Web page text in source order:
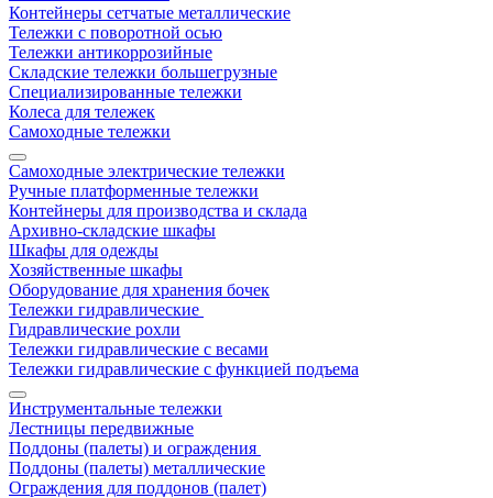
Контейнеры сетчатые металлические
Тележки с поворотной осью
Тележки антикоррозийные
Складские тележки большегрузные
Специализированные тележки
Колеса для тележек
Самоходные тележки
Самоходные электрические тележки
Ручные платформенные тележки
Контейнеры для производства и склада
Архивно-складские шкафы
Шкафы для одежды
Хозяйственные шкафы
Оборудование для хранения бочек
Тележки гидравлические
Гидравлические рохли
Тележки гидравлические с весами
Тележки гидравлические с функцией подъема
Инструментальные тележки
Лестницы передвижные
Поддоны (палеты) и ограждения
Поддоны (палеты) металлические
Ограждения для поддонов (палет)